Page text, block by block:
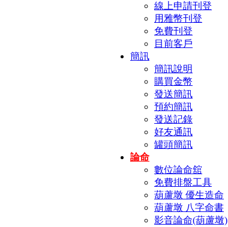
線上申請刊登
用雅幣刊登
免費刊登
目前客戶
簡訊
簡訊說明
購買金幣
發送簡訊
預約簡訊
發送記錄
好友通訊
罐頭簡訊
論命
數位論命舘
免費排盤工具
葫蘆墩 優生造命
葫蘆墩 八字命書
影音論命(葫蘆墩)